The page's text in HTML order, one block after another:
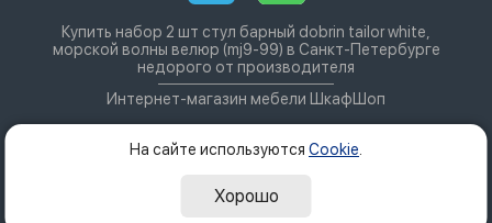
Купить набор 2 шт стул барный dobrin tailor white,
морской волны велюр (mj9-99) в Санкт-Петербурге
недорого от производителя
Интернет-магазин мебели ШкафШоп
На сайте используются Cookie
Хорошо